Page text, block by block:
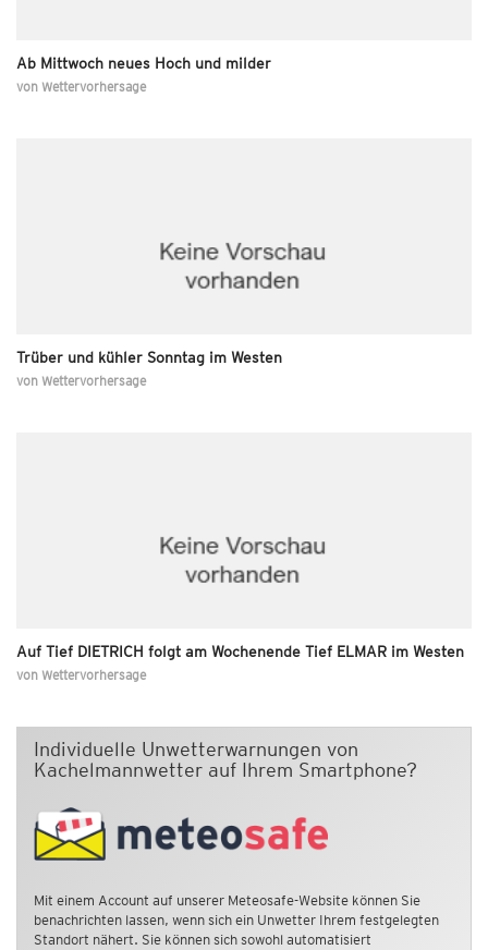
Ab Mittwoch neues Hoch und milder
von Wettervorhersage
Trüber und kühler Sonntag im Westen
von Wettervorhersage
Auf Tief DIETRICH folgt am Wochenende Tief ELMAR im Westen
von Wettervorhersage
Individuelle Unwetterwarnungen von
Kachelmannwetter auf Ihrem Smartphone?
Mit einem Account auf unserer Meteosafe-Website können Sie
benachrichten lassen, wenn sich ein Unwetter Ihrem festgelegten
Standort nähert. Sie können sich sowohl automatisiert